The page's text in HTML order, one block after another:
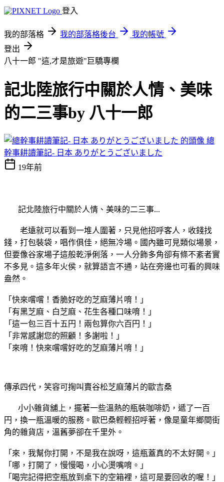
登入
我的部落格 我的部落格後台
我的帳號
登出
八十一郎 "這,才是旅遊"巨驕專欄
記北陸旅行中關於人情、美味
的二三事by 八十一郎
總
幹事耕讀筆記- 日本 ありがとうございました
19年前
記北陸旅行中關於人情、美味的二三事...
老遠就可以看到一堆人圍著，只見他招呼客人，收錢找
錢，打包裝袋，唱作俱佳，絕無冷場。國內雖可見類似場景，
但要像谷家場子這般乾淨俐落，一人分飾多角卻有條不紊者實
不多見。這多年火侯，就算語言不通，站在旁邊也可看的興味
盎然。
「快來嚐嚐！香脆好吃的芝麻薄片唷！」
「有黑芝麻、白芝麻、花生各種口味唷！」
「這一包三百十五円！兩包算你六百円！」
「非常感謝您的照顧！多謝啦！」
「來唷！快來嚐嚐好吃的芝麻薄片唷！」
傳承四代，笑容可掬叫賣谷松芝麻薄片的歐吉桑
小小雜貨舖上，擺著一些溫熱的瓶裝咖啡奶，遞了一百
円，換一瓶溫暖的服務。歐巴桑輕輕招呼著，像是童年鄉間街
角的雜貨店，溫舊夢卻在千里外。
「來，我幫你打開，不是我在說呀，這瓶蓋真的不太好開。」
「哪，打開了，慢慢喝，小心燙嘴唷。」
「喝完記得把空瓶放到桌下的空箱裡，這可是要回收的喔！」